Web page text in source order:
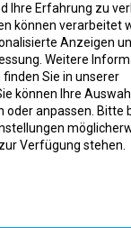
vor Ort in Ihrer
und die
Fitness
Wert auf
Ihre Erfahrung zu
können verarbeitet
Anzeigen
Weitere
Sie in unserer
können Ihre
oder anpassen. Bitte
Verfügung stehen.